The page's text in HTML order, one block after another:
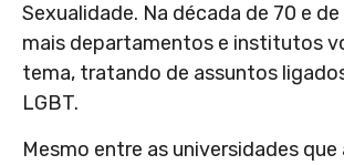
Sexualidade. Na década de 70 e
mais departamentos e institutos
tema, tratando de assuntos
LGBT.
Mesmo entre as universidades